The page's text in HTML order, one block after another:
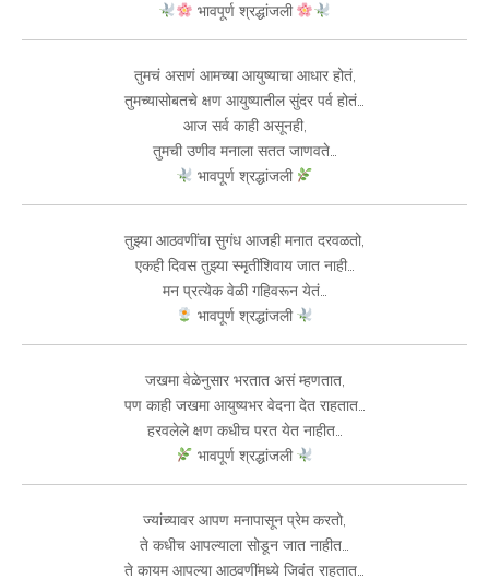
भावपूर्ण श्रद्धांजली
तुमचं असणं आमच्या आयुष्याचा आधार होतं,
तुमच्यासोबतचे क्षण आयुष्यातील सुंदर पर्व होतं…
आज सर्व काही असूनही,
तुमची उणीव मनाला सतत जाणवते…
भावपूर्ण श्रद्धांजली
तुझ्या आठवणींचा सुगंध आजही मनात दरवळतो,
एकही दिवस तुझ्या स्मृतींशिवाय जात नाही…
मन प्रत्येक वेळी गहिवरून येतं…
भावपूर्ण श्रद्धांजली
जखमा वेळेनुसार भरतात असं म्हणतात,
पण काही जखमा आयुष्यभर वेदना देत राहतात…
हरवलेले क्षण कधीच परत येत नाहीत…
भावपूर्ण श्रद्धांजली
ज्यांच्यावर आपण मनापासून प्रेम करतो,
ते कधीच आपल्याला सोडून जात नाहीत…
ते कायम आपल्या आठवणींमध्ये जिवंत राहतात…